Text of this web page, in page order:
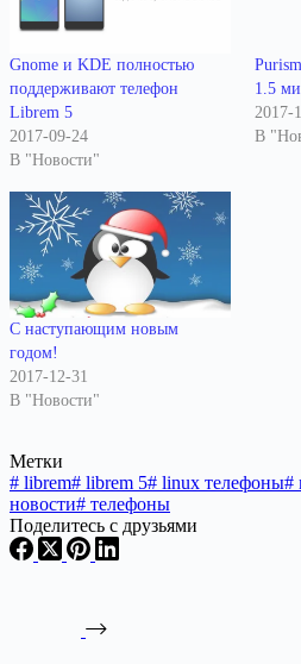
Gnome и KDE полностью
поддерживают телефон
Librem 5
2017-09-24
В "Новости"
1.5
2017-
В
С наступающим новым
годом!
2017-12-31
В "Новости"
Метки
# librem# librem 5# linux телефоны#
новости# телефоны
Поделитесь с друзьями